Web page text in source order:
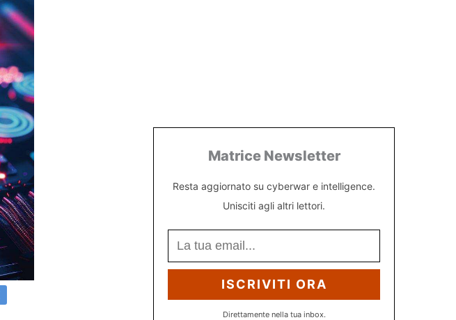
Matrice Newsletter
Resta aggiornato su cyberwar e intelligence.
Unisciti agli altri lettori.
ISCRIVITI ORA
Direttamente nella tua inbox.